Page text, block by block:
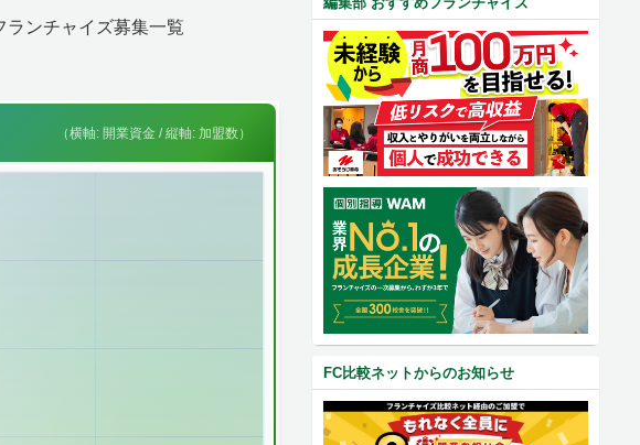
ランチャイズ募集一覧
（横軸: 開業資金 / 縦軸: 加盟数）
編集部 おすすめフランチャイズ
FC比較ネットからのお知らせ